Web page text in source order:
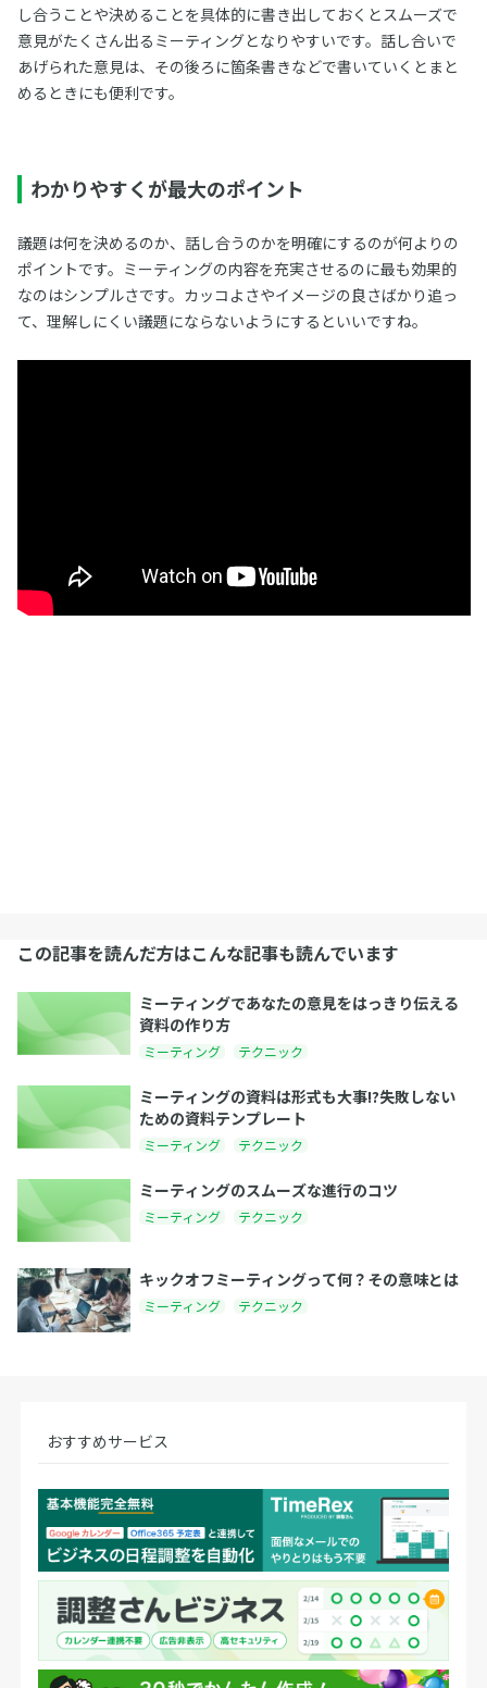
し合うことや決めることを具体的に書き出しておくとスムーズで
意見がたくさん出るミーティングとなりやすいです。話し合いで
あげられた意見は、その後ろに箇条書きなどで書いていくとまと
めるときにも便利です。
わかりやすくが最大のポイント
議題は何を決めるのか、話し合うのかを明確にするのが何よりの
ポイントです。ミーティングの内容を充実させるのに最も効果的
なのはシンプルさです。カッコよさやイメージの良さばかり追っ
て、理解しにくい議題にならないようにするといいですね。
この記事を読んだ方はこんな記事も読んでいます
ミーティングであなたの意見をはっきり伝える
資料の作り方
ミーティング テクニック
ミーティングの資料は形式も大事!?失敗しない
ための資料テンプレート
ミーティング テクニック
ミーティングのスムーズな進行のコツ
ミーティング テクニック
キックオフミーティングって何？その意味とは
ミーティング テクニック
おすすめサービス